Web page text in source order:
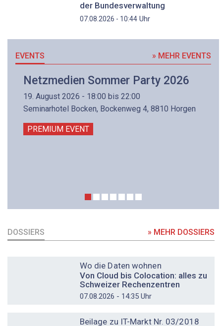
der Bundesverwaltung
07.08.2026 - 10:44Uhr
EVENTS » MEHR EVENTS
Netzmedien Sommer Party 2026
19. August 2026 - 18:00 bis 22:00
Seminarhotel Bocken, Bockenweg 4, 8810 Horgen
PREMIUM EVENT
DOSSIERS » MEHR DOSSIERS
Wo die Daten wohnen
Von Cloud bis Colocation: alles zu
Schweizer Rechenzentren
07.08.2026 - 14:35 Uhr
Beilage zu IT-Markt Nr. 03/2018